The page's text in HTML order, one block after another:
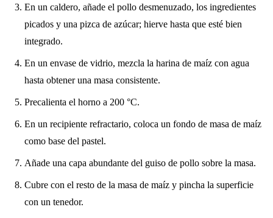
En un caldero, añade el pollo desmenuzado, los ingredientes
picados y una pizca de azúcar; hierve hasta que esté bien
integrado.
En un envase de vidrio, mezcla la harina de maíz con agua
hasta obtener una masa consistente.
Precalienta el horno a 200 °C.
En un recipiente refractario, coloca un fondo de masa de maíz
como base del pastel.
Añade una capa abundante del guiso de pollo sobre la masa.
Cubre con el resto de la masa de maíz y pincha la superficie
con un tenedor.